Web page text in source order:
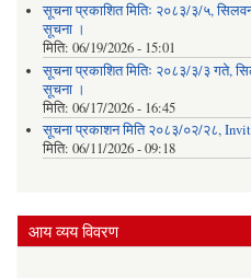
सूचना प्रकाशित मितिः २०८३/३/५,
सूचना ।
मिति: 06/19/2026 - 15:01
सूचना प्रकाशित मितिः २०८३/३/३ गते,
सूचना ।
मिति: 06/17/2026 - 16:45
सूचना प्रकाशन मिति २०८३/०२/२८,
मिति: 06/11/2026 - 09:18
आय व्यय विवरण